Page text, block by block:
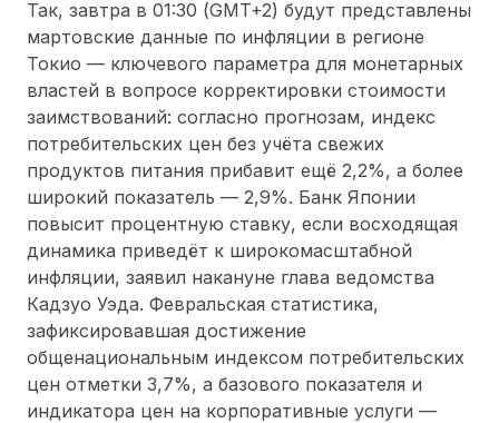
Так, завтра в 01:30 (GMT+2) будут представлены
мартовские данные по инфляции в регионе
Токио — ключевого параметра для монетарных
властей в вопросе корректировки стоимости
заимствований: согласно прогнозам, индекс
потребительских цен без учёта свежих
продуктов питания прибавит ещё 2,2%, а более
широкий показатель — 2,9%. Банк Японии
повысит процентную ставку, если восходящая
динамика приведёт к широкомасштабной
инфляции, заявил накануне глава ведомства
Кадзуо Уэда. Февральская статистика,
зафиксировавшая достижение
общенациональным индексом потребительских
цен отметки 3,7%, а базового показателя и
индикатора цен на корпоративные услуги —